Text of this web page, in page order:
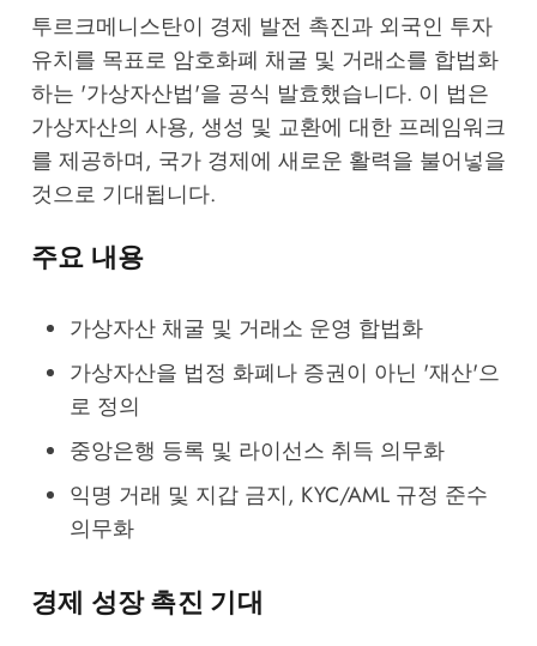
투르크메니스탄이 경제 발전 촉진과 외국인 투자
유치를 목표로 암호화폐 채굴 및 거래소를 합법화
하는 '가상자산법'을 공식 발효했습니다. 이 법은
가상자산의 사용, 생성 및 교환에 대한 프레임워크
를 제공하며, 국가 경제에 새로운 활력을 불어넣을
것으로 기대됩니다.
주요 내용
가상자산 채굴 및 거래소 운영 합법화
가상자산을 법정 화폐나 증권이 아닌 '재산'으
로 정의
중앙은행 등록 및 라이선스 취득 의무화
익명 거래 및 지갑 금지, KYC/AML 규정 준수
의무화
경제 성장 촉진 기대